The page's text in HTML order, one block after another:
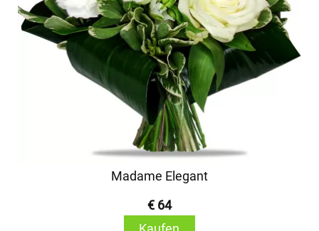
Madame Elegant
€ 64